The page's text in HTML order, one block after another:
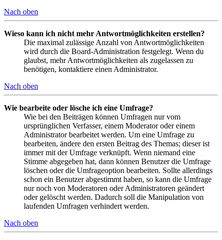
Nach oben
Wieso kann ich nicht mehr Antwortmöglichkeiten erstellen?
Die maximal zulässige Anzahl von Antwortmöglichkeiten
wird durch die Board-Administration festgelegt. Wenn du
glaubst, mehr Antwortmöglichkeiten als zugelassen zu
benötigen, kontaktiere einen Administrator.
Nach oben
Wie bearbeite oder lösche ich eine Umfrage?
Wie bei den Beiträgen können Umfragen nur vom
ursprünglichen Verfasser, einem Moderator oder einem
Administrator bearbeitet werden. Um eine Umfrage zu
bearbeiten, ändere den ersten Beitrag des Themas; dieser ist
immer mit der Umfrage verknüpft. Wenn niemand eine
Stimme abgegeben hat, dann können Benutzer die Umfrage
löschen oder die Umfrageoption bearbeiten. Sollte allerdings
schon ein Benutzer abgestimmt haben, so kann die Umfrage
nur noch von Moderatoren oder Administratoren geändert
oder gelöscht werden. Dadurch soll die Manipulation von
laufenden Umfragen verhindert werden.
Nach oben